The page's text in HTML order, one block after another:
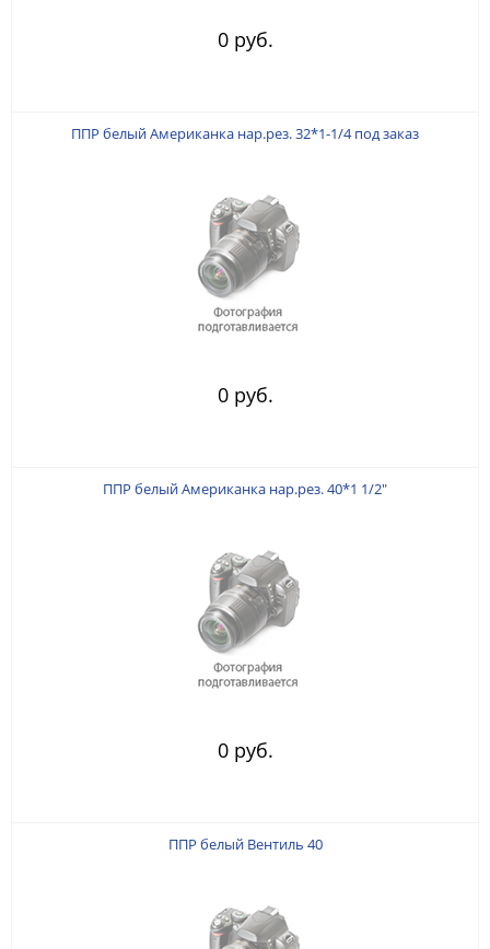
0 руб.
ППР белый Американка нар.рез. 32*1-1/4 под заказ
0 руб.
ППР белый Американка нар.рез. 40*1 1/2"
0 руб.
ППР белый Вентиль 40